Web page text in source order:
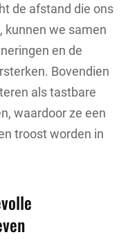
de afstand die ons
kunnen we samen
en de
Bovendien
als tastbare
waardoor ze een
troost worden in